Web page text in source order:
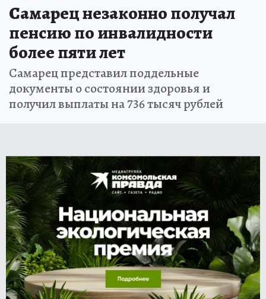
Самарец незаконно получал
пенсию по инвалидности
более пяти лет
Самарец представил поддельные
документы о состоянии здоровья и
получил выплаты на 736 тысяч рублей